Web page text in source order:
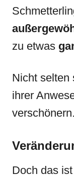
zu etwas
Nicht selten
ihrer
verschönern.
Doch das